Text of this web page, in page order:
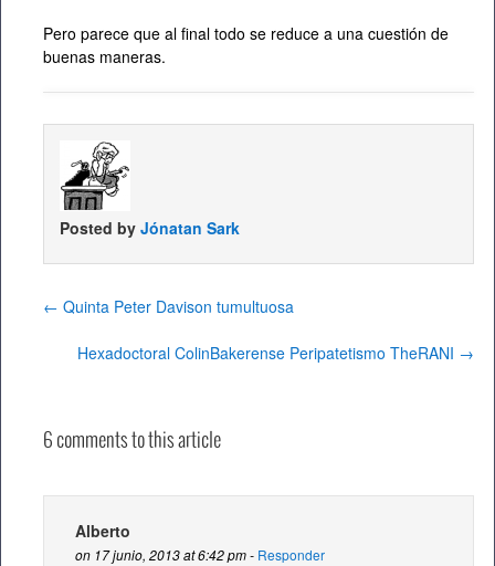
Pero parece que al final todo se reduce a una cuestión de
buenas maneras.
Posted by Jónatan Sark
← Quinta Peter Davison tumultuosa
Hexadoctoral ColinBakerense Peripatetismo TheRANI →
6 comments to this article
Alberto
on 17 junio, 2013 at 6:42 pm - Responder